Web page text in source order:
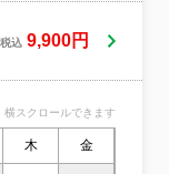
税込 9,900円
横スクロールできます
木 金